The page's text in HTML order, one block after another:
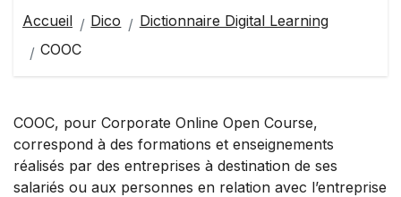
Accueil Dico
Dictionnaire Digital Learning
COOC
COOC, pour Corporate Online Open Course,
correspond à des formations et enseignements
réalisés par des entreprises à destination de ses
salariés ou aux personnes en relation avec l’entreprise